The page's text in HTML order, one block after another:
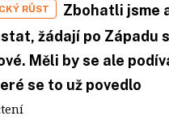
RŮST
Zbohatli jsme
žádají po Západu
Měli by se ale
se to už povedlo